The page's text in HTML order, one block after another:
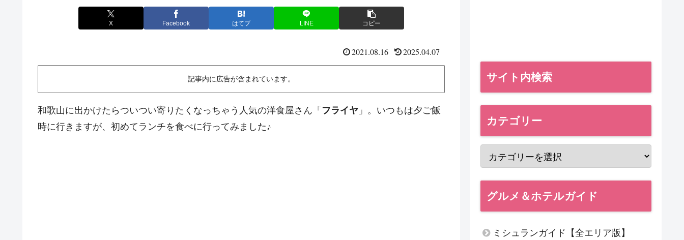
X Facebook はてブ LINE コピー
2021.08.16 2025.04.07
記事内に広告が含まれています。
和歌山に出かけたらついつい寄りたくなっちゃう人気の洋食屋さん「 フライヤ 」。いつもは夕ご飯
時に行きますが、初めてランチを食べに行ってみました♪
サイト内検索
カテゴリー
グルメ＆ホテルガイド
ミシュランガイド【全エリア版】